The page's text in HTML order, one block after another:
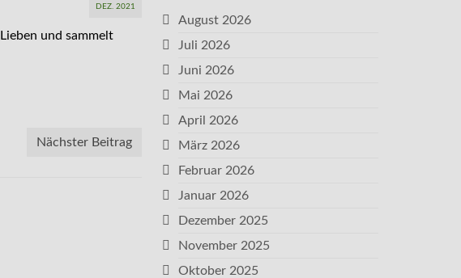
DEZ. 2021
und sammelt
Nächster Beitrag
August 2026
Juli 2026
Juni 2026
Mai 2026
April 2026
März 2026
Februar 2026
Januar 2026
Dezember 2025
November 2025
Oktober 2025